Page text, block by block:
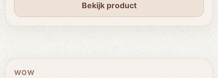
Bekijk product
WOW